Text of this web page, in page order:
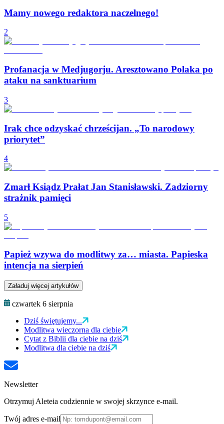
Mamy nowego redaktora naczelnego!
2
Profanacja w Medjugorju. Aresztowano Polaka po
ataku na sanktuarium
3
Irak chce odzyskać chrześcijan. „To narodowy
priorytet”
4
Zmarł Ksiądz Prałat Jan Stanisławski. Zadziorny
strażnik pamięci
5
Papież wzywa do modlitwy za… miasta. Papieska
intencja na sierpień
Załaduj więcej artykułów
czwartek 6 sierpnia
Dziś świętujemy...
Modlitwa wieczorna dla ciebie
Cytat z Biblii dla ciebie na dziś
Modlitwa dla ciebie na dziś
Newsletter
Otrzymuj Aleteia codziennie w swojej skrzynce e-mail.
Twój adres e-mail